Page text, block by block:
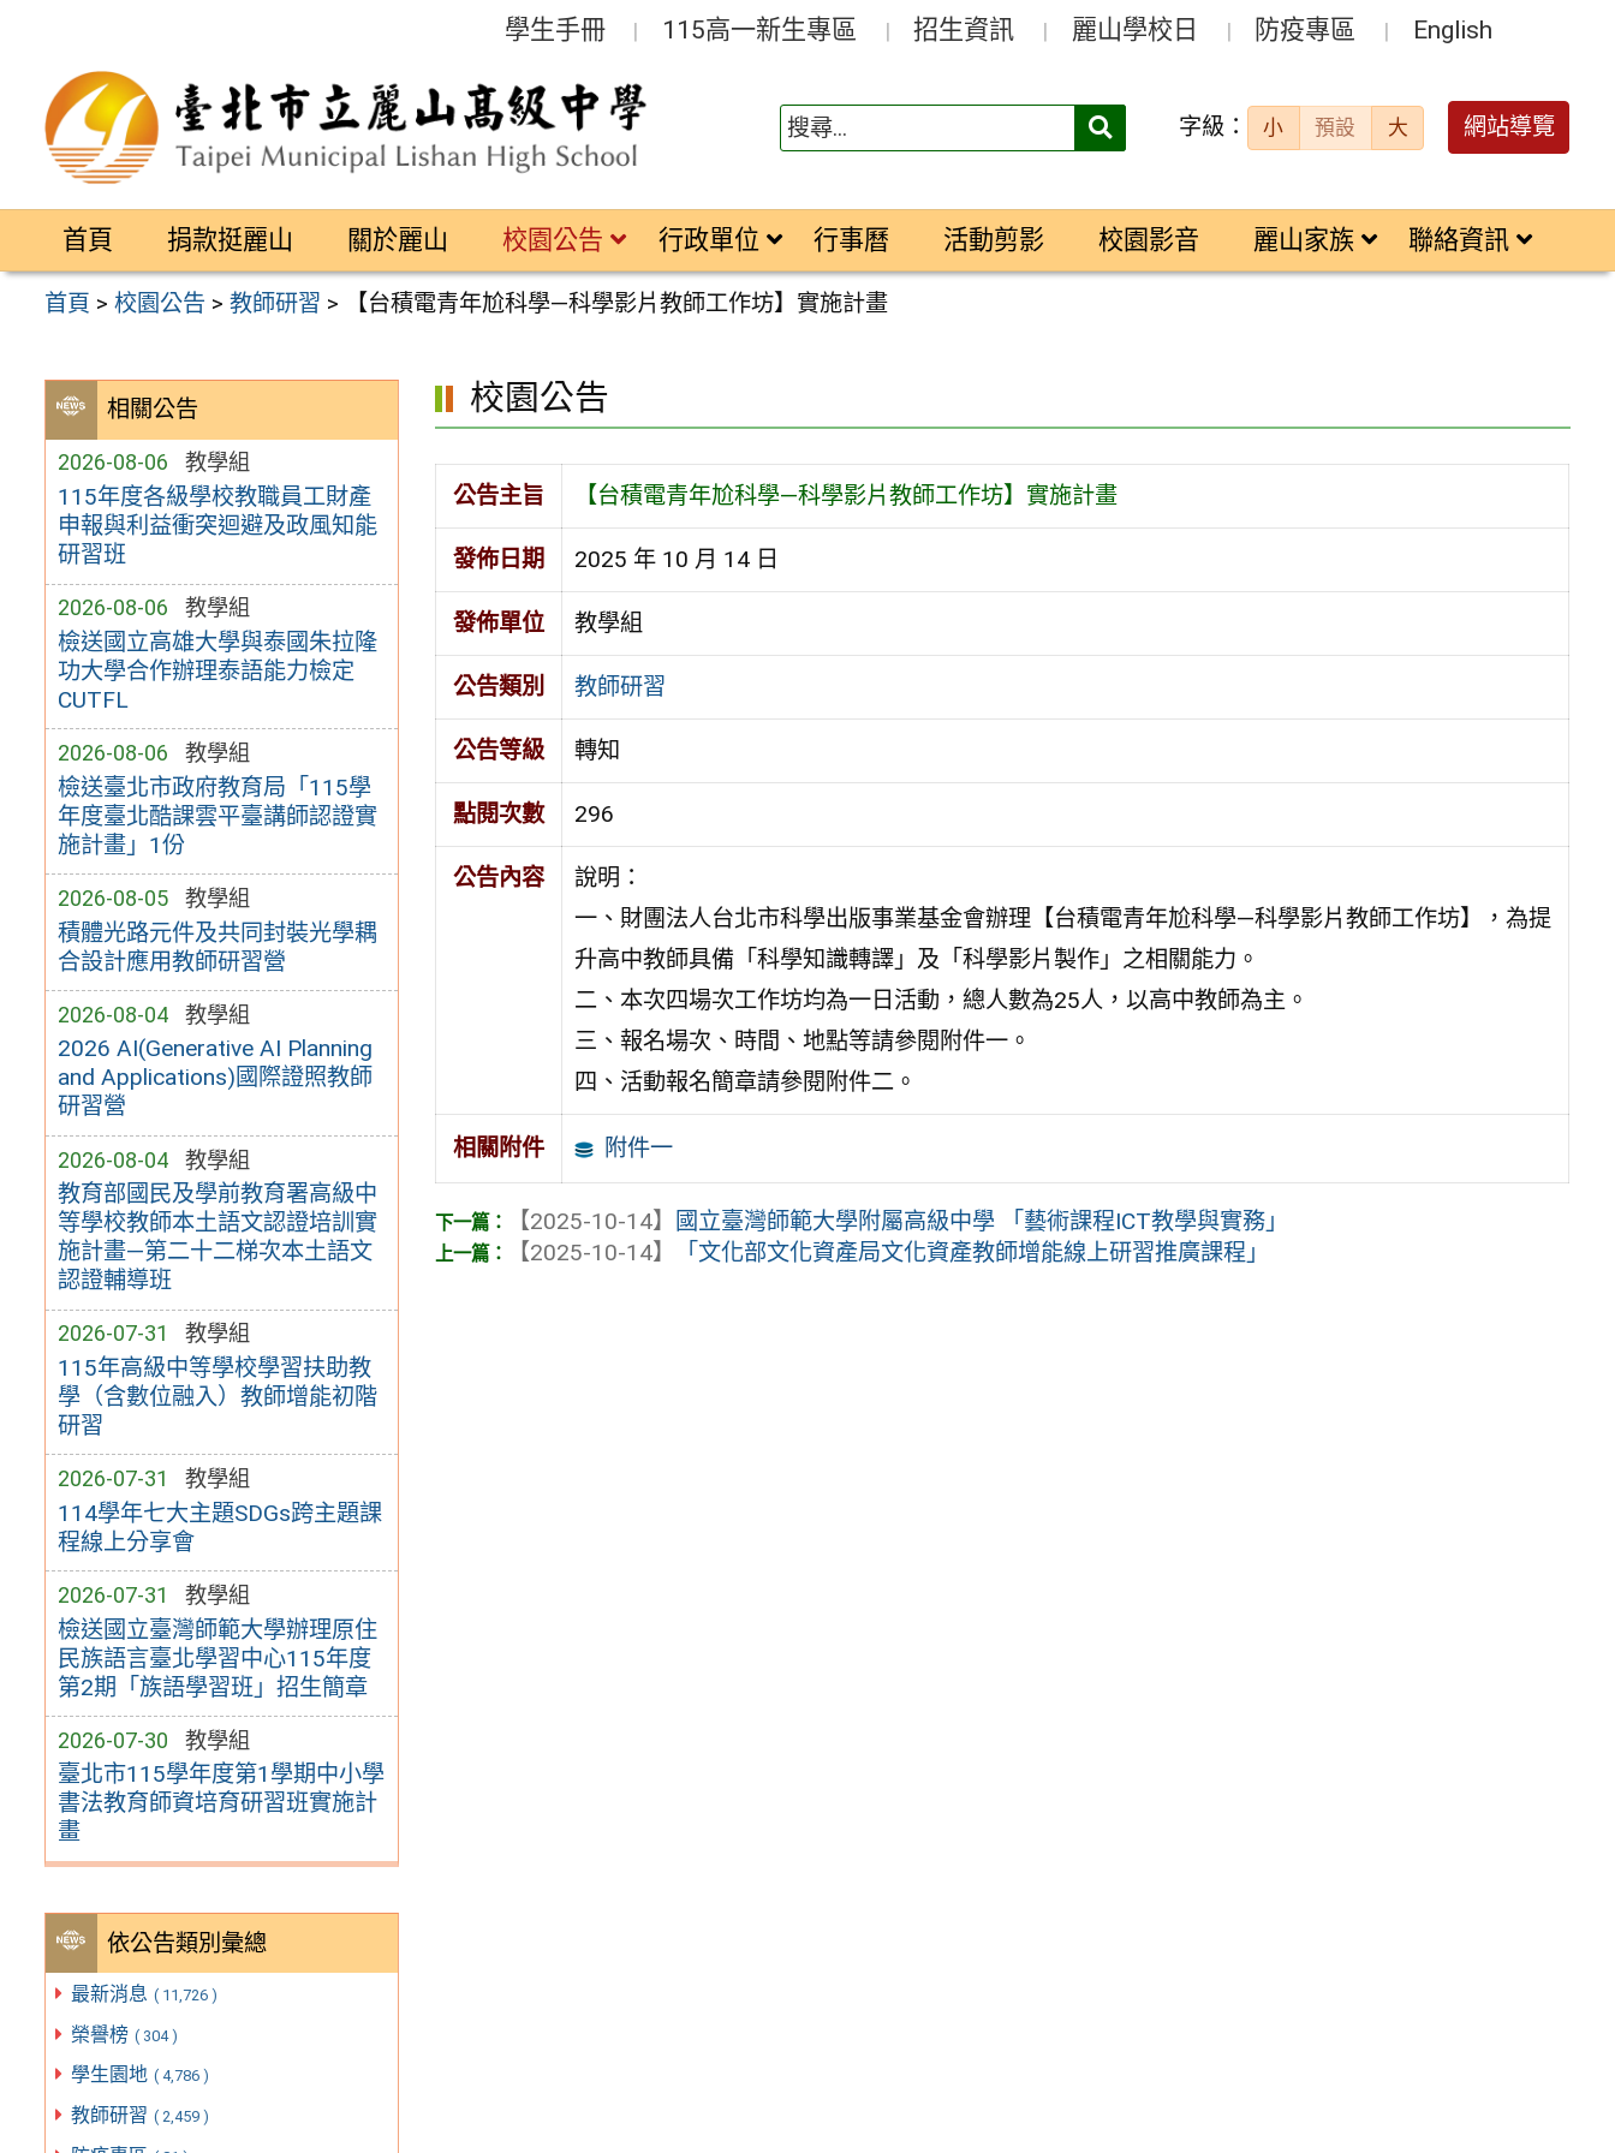
區
學生手冊 115高一新生專區 招生資訊 麗山學校日 防疫專區 English
搜
字級： 小 預設 大 網站導覽
首頁 捐款挺麗山 關於麗山 校園公告 行政單位 行事曆 活動剪影 校園影音 麗山家族 聯絡資訊
首頁 >校園公告 >教師研習 > 【台積電青年尬科學—科學影片教師工作坊】實施計畫
相關公告
2026-08-06 教學組
115年度各級學校教職員工財產
申報與利益衝突迴避及政風知能
研習班
2026-08-06 教學組
檢送國立高雄大學與泰國朱拉隆
功大學合作辦理泰語能力檢定
CUTFL
2026-08-06 教學組
檢送臺北市政府教育局「115學
年度臺北酷課雲平臺講師認證實
施計畫」1份
2026-08-05 教學組
積體光路元件及共同封裝光學耦
合設計應用教師研習營
2026-08-04 教學組
2026 AI(Generative AI Planning
and Applications)國際證照教師
研習營
2026-08-04 教學組
教育部國民及學前教育署高級中
等學校教師本土語文認證培訓實
施計畫—第二十二梯次本土語文
認證輔導班
2026-07-31 教學組
115年高級中等學校學習扶助教
學（含數位融入）教師增能初階
研習
2026-07-31 教學組
114學年七大主題SDGs跨主題課
程線上分享會
2026-07-31 教學組
檢送國立臺灣師範大學辦理原住
民族語言臺北學習中心115年度
第2期「族語學習班」招生簡章
2026-07-30 教學組
臺北市115學年度第1學期中小學
書法教育師資培育研習班實施計
畫
依公告類別彙總
最新消息 ( 11,726 )
榮譽榜 ( 304 )
學生園地 ( 4,786 )
教師研習 ( 2,459 )
校園公告
公告主旨 【台積電青年尬科學—科學影片教師工作坊】實施計畫
發佈日期 2025 年 10 月 14 日
發佈單位 教學組
公告類別 教師研習
公告等級 轉知
點閱次數 296
公告內容
說明：
一、財團法人台北市科學出版事業基金會辦理【台積電青年尬科學—科學影片教師工作坊】，為提
升高中教師具備「科學知識轉譯」及「科學影片製作」之相關能力。
二、本次四場次工作坊均為一日活動，總人數為25人，以高中教師為主。
三、報名場次、時間、地點等請參閱附件一。
四、活動報名簡章請參閱附件二。
相關附件 附件一
【2025-10-14】
國立臺灣師範大學附屬高級中學 「藝術課程ICT教學與實務」
【2025-10-14】
「文化部文化資產局文化資產教師增能線上研習推廣課程」